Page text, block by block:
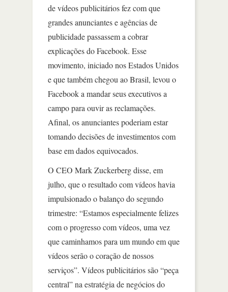
de vídeos publicitários fez com que
grandes anunciantes e agências de
publicidade passassem a cobrar
explicações do Facebook. Esse
movimento, iniciado nos Estados Unidos
e que também chegou ao Brasil, levou o
Facebook a mandar seus executivos a
campo para ouvir as reclamações.
Afinal, os anunciantes poderiam estar
tomando decisões de investimentos com
base em dados equivocados.
O CEO Mark Zuckerberg disse, em
julho, que o resultado com vídeos havia
impulsionado o balanço do segundo
trimestre: “Estamos especialmente felizes
com o progresso com vídeos, uma vez
que caminhamos para um mundo em que
vídeos serão o coração de nossos
serviços”. Vídeos publicitários são “peça
central” na estratégia de negócios do